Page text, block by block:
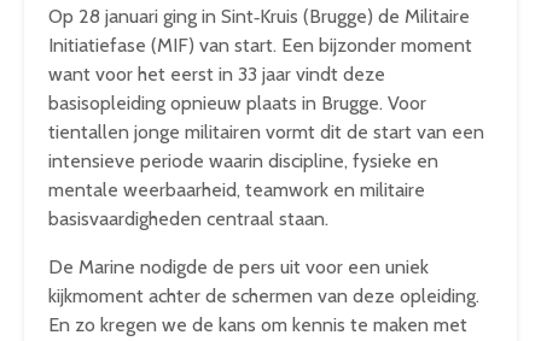
Op 28 januari ging in Sint‑Kruis (Brugge) de Militaire
Initiatiefase (MIF) van start. Een bijzonder moment
want voor het eerst in 33 jaar vindt deze
basisopleiding opnieuw plaats in Brugge. Voor
tientallen jonge militairen vormt dit de start van een
intensieve periode waarin discipline, fysieke en
mentale weerbaarheid, teamwork en militaire
basisvaardigheden centraal staan.
De Marine nodigde de pers uit voor een uniek
kijkmoment achter de schermen van deze opleiding.
En zo kregen we de kans om kennis te maken met